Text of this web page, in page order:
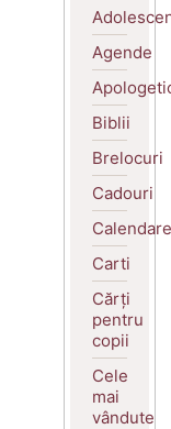
Agende
Biblii
Brelocuri
Cadouri
Calendare
Carti
Cărți
pentru
copii
Cele
mai
vândute